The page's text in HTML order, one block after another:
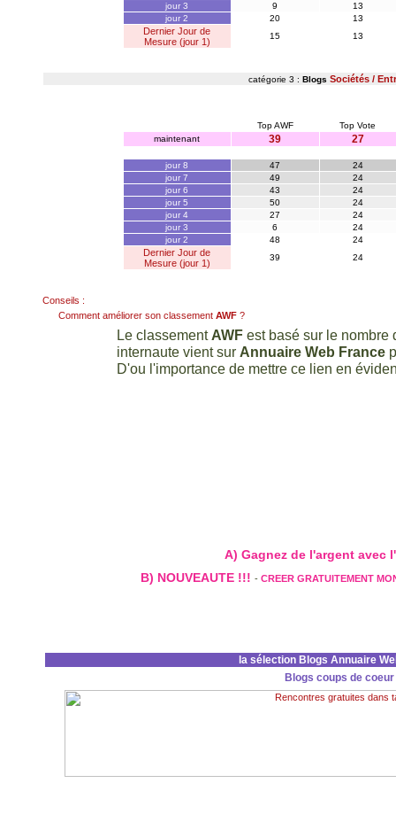
jour 3
9
13
jour 2
20 13
Dernier Jour de
Mesure (jour 1)
15 13
catégorie 3 : Blogs Sociétés /
Top AWF
Top Vote
maintenant
39 27
jour 8 47
24
jour 7
49
24
jour 6
43
24
jour 5
50
24
jour 4
27
24
jour 3
6
24
jour 2
48 24
Dernier Jour de
Mesure (jour 1)
39 24
Conseils :
Comment améliorer son classement AWF ?
Le classement AWF est basé sur le nombre
internaute vient sur Annuaire Web France
D'ou l'importance de mettre ce lien en
A) Gagnez de l'argent avec
B) NOUVEAUTE !!! - CREER GRATUITEMENT
la sélection Blogs Annuaire
Blogs coups de coeur